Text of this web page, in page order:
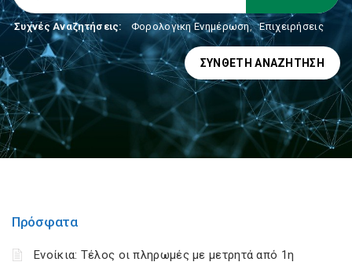
Συχνές Αναζητήσεις: Φορολογικη Ενημέρωση, Επιχειρήσεις
ΣΎΝΘΕΤΗ ΑΝΑΖΉΤΗΣΗ
Πρόσφατα
Ενοίκια: Τέλος οι πληρωμές με μετρητά από 1η